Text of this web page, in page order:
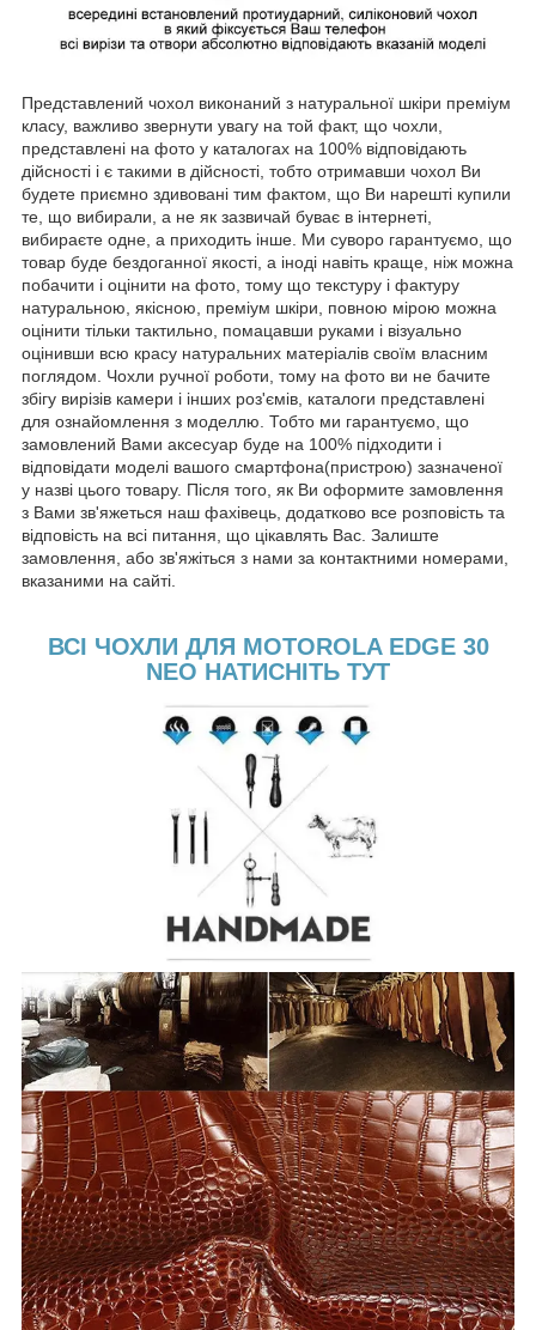
Представлений чохол виконаний з натуральної шкіри преміум
класу, важливо звернути увагу на той факт, що чохли,
представлені на фото у каталогах на 100% відповідають
дійсності і є такими в дійсності, тобто отримавши чохол Ви
будете приємно здивовані тим фактом, що Ви нарешті купили
те, що вибирали, а не як зазвичай буває в інтернеті,
вибираєте одне, а приходить інше. Ми суворо гарантуємо, що
товар буде бездоганної якості, а іноді навіть краще, ніж можна
побачити і оцінити на фото, тому що текстуру і фактуру
натуральною, якісною, преміум шкіри, повною мірою можна
оцінити тільки тактильно, помацавши руками і візуально
оцінивши всю красу натуральних матеріалів своїм власним
поглядом. Чохли ручної роботи, тому на фото ви не бачите
збігу вирізів камери і інших роз'ємів, каталоги представлені
для ознайомлення з моделлю. Тобто ми гарантуємо, що
замовлений Вами аксесуар буде на 100% підходити і
відповідати моделі вашого смартфона(пристрою) зазначеної
у назві цього товару. Після того, як Ви оформите замовлення
з Вами зв'яжеться наш фахівець, додатково все розповість та
відповість на всі питання, що цікавлять Вас. Залиште
замовлення, або зв'яжіться з нами за контактними номерами,
вказаними на сайті.
ВСІ ЧОХЛИ ДЛЯ MOTOROLA EDGE 30
NEO НАТИСНІТЬ ТУТ